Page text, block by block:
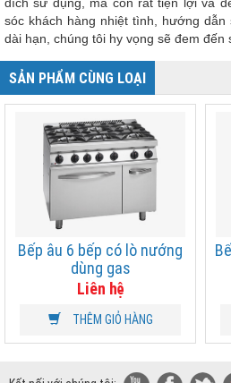
đích sử dụng, mà còn rất tiện lợi và
sóc khách hàng nhiệt tình, hướng
dài hạn, chúng tôi hy vọng sẽ đem đến
SẢN PHẨM CÙNG LOẠI
Bếp âu 6 bếp có lò nướng
dùng gas
Liên hệ
THÊM GIỎ HÀNG